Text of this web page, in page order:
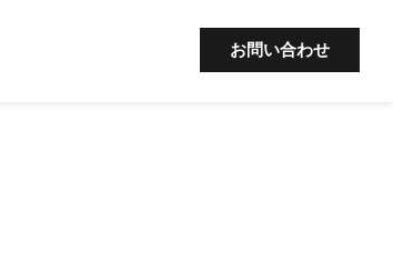
お問い合わせ